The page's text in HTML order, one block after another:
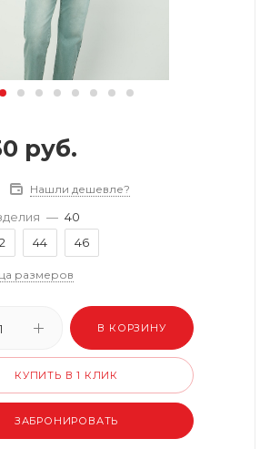
руб.
Нашли дешевле?
— 40
44 46
размеров
В КОРЗИНУ
КУПИТЬ В 1 КЛИК
ЗАБРОНИРОВАТЬ